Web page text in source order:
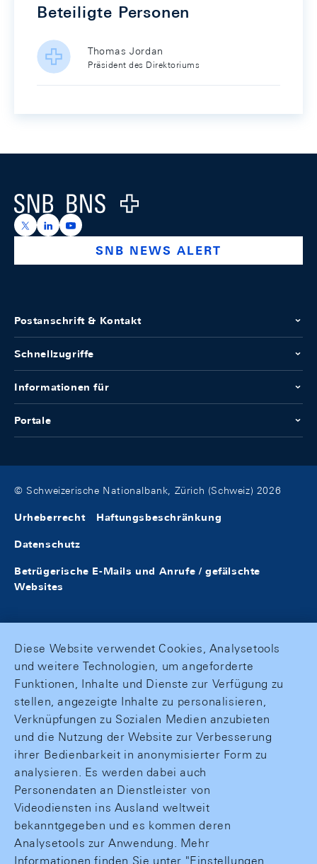
Beteiligte Personen
Thomas Jordan
Präsident des Direktoriums
Logo
https://x.com/snb_bns
https://ch.linkedin.com/company/swiss-national-
https://www.youtube.com/@swissnationalbank
SNB NEWS ALERT
Postanschrift & Kontakt
Schnellzugriffe
Informationen für
Portale
© Schweizerische Nationalbank, Zürich (Schweiz) 2026
Urheberrecht Haftungsbeschränkung
Datenschutz
Betrügerische E-Mails und Anrufe / gefälschte
Websites
Diese Website verwendet Cookies, Analysetools
und weitere Technologien, um angeforderte
Funktionen, Inhalte und Dienste zur Verfügung zu
stellen, angezeigte Inhalte zu personalisieren,
Verknüpfungen zu Sozialen Medien anzubieten
und die Nutzung der Website zur Verbesserung
ihrer Bedienbarkeit in anonymisierter Form zu
analysieren. Es werden dabei auch
Personendaten an Dienstleister von
Videodiensten ins Ausland weltweit
bekanntgegeben und es kommen deren
Analysetools zur Anwendung. Mehr
Informationen finden Sie unter "Einstellungen